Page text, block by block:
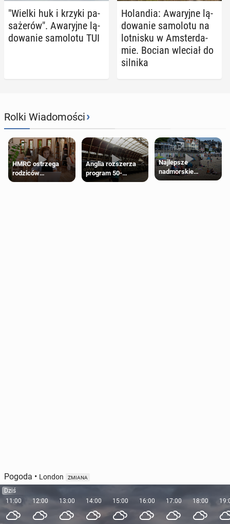
"Wielki huk i krzyki pa­
sa­że­rów". Awa­ryj­ne lą­
do­wa­nie sa­mo­lo­tu TUI
Ho­lan­dia: Awa­ryj­ne lą­
do­wa­nie sa­mo­lo­tu na
lot­ni­sku w Am­ster­da­
mie. Bocian wleciał do
silnika
Rolki Wiadomości›
HMRC ostrzega
rodziców
pobierających Child
Anglia rozszerza
program 50-
procentowych
Najlepsze
nadmorskie
miasteczko blisko
Pogoda • London ZMIANA
Dziś
11:00
12:00 13:00 14:00 15:00 16:00 17:00 18:00